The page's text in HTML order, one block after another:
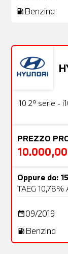
local_gas_station Benzina
Usato
i10 2ª serie -
PREZZO
Oppure da:
TAEG
date_range09/2019
local_gas_station Benzina